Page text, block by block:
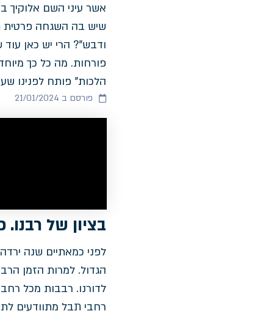
אשר עיני השם אלוקיך
שיש בה השגחה פרטית
ודבש"? הרי יש כאן
פורחות. מה כל כך
הלכות" פותח לפנינו
פורסם ב 21/01/2024
בציון של
לפני כמאתיים שנה
הגדול. למרות הזמן
לדורנו. רבבות מכל
רחבי תבל מתוודעים